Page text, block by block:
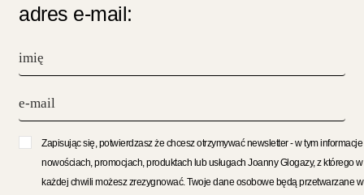
adres e-mail:
Zapisując się, potwierdzasz że chcesz otrzymywać newsletter - w tym informacje
nowościach, promocjach, produktach lub usługach Joanny Glogazy, z którego w
każdej chwili możesz zrezygnować. Twoje dane osobowe będą przetwarzane